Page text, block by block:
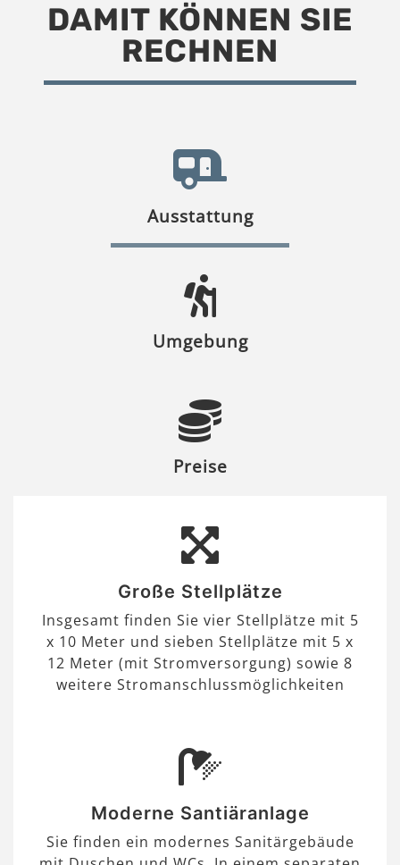
DAMIT KÖNNEN SIE
RECHNEN
Ausstattung
Umgebung
Preise
Große Stellplätze
Insgesamt finden Sie vier Stellplätze mit 5
x 10 Meter und sieben Stellplätze mit 5 x
12 Meter (mit Stromversorgung) sowie 8
weitere Stromanschlussmöglichkeiten
Moderne Santiäranlage
Sie finden ein modernes Sanitärgebäude